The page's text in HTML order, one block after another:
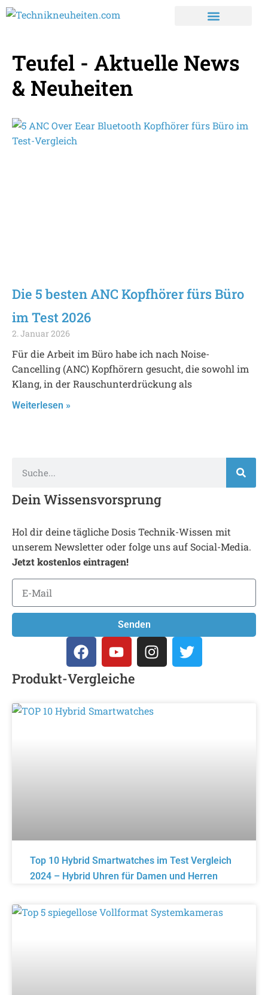
Teufel - Aktuelle News
& Neuheiten
Die 5 besten ANC Kopfhörer fürs Büro
im Test 2026
2. Januar 2026
Für die Arbeit im Büro habe ich nach Noise-
Cancelling (ANC) Kopfhörern gesucht, die sowohl im
Klang, in der Rauschunterdrückung als
Weiterlesen »
Dein Wissensvorsprung
Hol dir deine tägliche Dosis Technik-Wissen mit
unserem Newsletter oder folge uns auf Social-Media.
Jetzt kostenlos eintragen!
Senden
Produkt-Vergleiche
Top 10 Hybrid Smartwatches im Test Vergleich
2024 – Hybrid Uhren für Damen und Herren